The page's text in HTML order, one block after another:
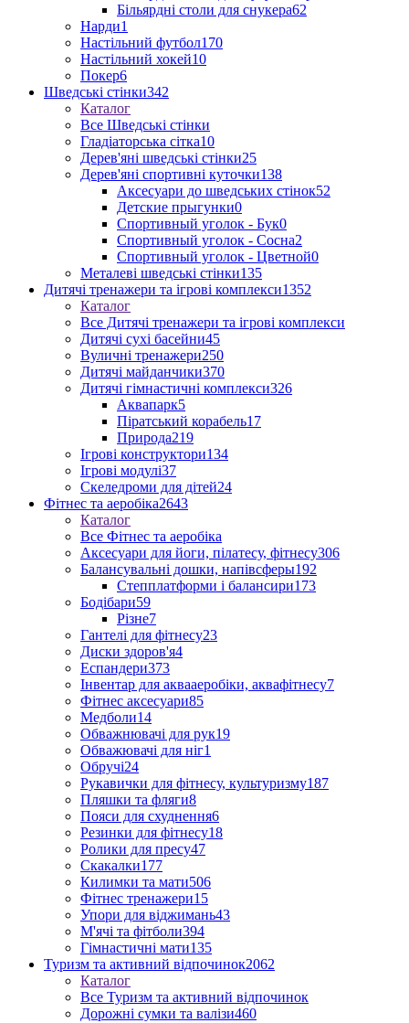
Більярдні столи для снукера62
Нарди1
Настільний футбол170
Настільний хокей10
Покер6
Шведські стінки342
Каталог
Все Шведські стінки
Гладіаторська сітка10
Дерев'яні шведські стінки25
Дерев'яні спортивні куточки138
Аксесуари до шведських стінок52
Детские прыгунки0
Спортивный уголок - Бук0
Спортивный уголок - Сосна2
Спортивный уголок - Цветной0
Металеві шведські стінки135
Дитячі тренажери та ігрові комплекси1352
Каталог
Все Дитячі тренажери та ігрові комплекси
Дитячі сухі басейни45
Вуличні тренажери250
Дитячі майданчики370
Дитячі гімнастичні комплекси326
Аквапарк5
Піратський корабель17
Природа219
Ігрові конструктори134
Ігрові модулі37
Скеледроми для дітей24
Фітнес та аеробіка2643
Каталог
Все Фітнес та аеробіка
Аксесуари для йоги, пілатесу, фітнесу306
Балансувальні дошки, напівсферы192
Степплатформи і балансири173
Бодібари59
Різне7
Гантелі для фітнесу23
Диски здоров'я4
Еспандери373
Інвентар для аквааеробіки, аквафітнесу7
Фітнес аксесуари85
Медболи14
Обважнювачі для рук19
Обважювачі для ніг1
Обручі24
Рукавички для фітнесу, культуризму187
Пляшки та фляги8
Пояси для схуднення6
Резинки для фітнесу18
Ролики для пресу47
Скакалки177
Килимки та мати506
Фітнес тренажери15
Упори для віджимань43
М'ячі та фітболи394
Гімнастичні мати135
Туризм та активний відпочинок2062
Каталог
Все Туризм та активний відпочинок
Дорожні сумки та валізи460